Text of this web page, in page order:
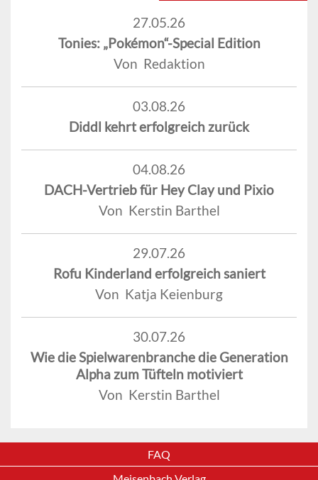
27.05.26
Tonies: „Pokémon“-Special Edition
Von Redaktion
03.08.26
Diddl kehrt erfolgreich zurück
04.08.26
DACH-Vertrieb für Hey Clay und Pixio
Von Kerstin Barthel
29.07.26
Rofu Kinderland erfolgreich saniert
Von Katja Keienburg
30.07.26
Wie die Spielwarenbranche die Generation
Alpha zum Tüfteln motiviert
Von Kerstin Barthel
FAQ